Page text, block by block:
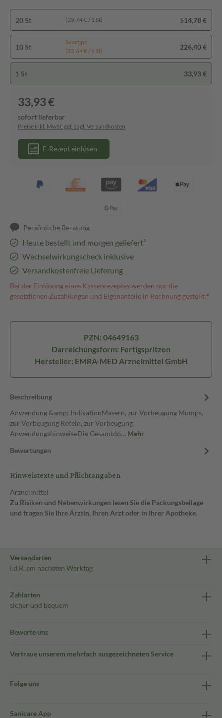
20 St (25,74 € / 1 St) 514,78 €
10 St
Spartipp
(22,64 € / 1 St)
226,40 €
1 St 33,93 €
33,93 €
sofort lieferbar
Preise inkl. MwSt. ggf. zzgl. Versandkosten
E-Rezept einlösen
Persönliche Beratung
Heute bestellt und morgen geliefert³
Wechselwirkungscheck inklusive
Versandkostenfreie Lieferung
Bei der Einlösung eines Kassenrezeptes werden nur die
gesetzlichen Zuzahlungen und Eigenanteile in Rechnung gestellt.⁴
PZN: 04649163
Darreichungsform: Fertigspritzen
Hersteller: EMRA-MED Arzneimittel GmbH
Beschreibung
Anwendung &amp; IndikationMasern, zur Vorbeugung Mumps,
zur Vorbeugung Röteln, zur Vorbeugung
AnwendungshinweiseDie Gesamtdo… Mehr
Bewertungen
Hinweistexte und Pflichtangaben
Arzneimittel
Zu Risiken und Nebenwirkungen lesen Sie die Packungsbeilage
und fragen Sie Ihre Ärztin, Ihren Arzt oder in Ihrer Apotheke.
Versandarten
i.d.R. am nächsten Werktag
Zahlarten
sicher und bequem
Bewerte uns
Vertraue unserem mehrfach ausgezeichneten Service
Folge uns
Sanicare App